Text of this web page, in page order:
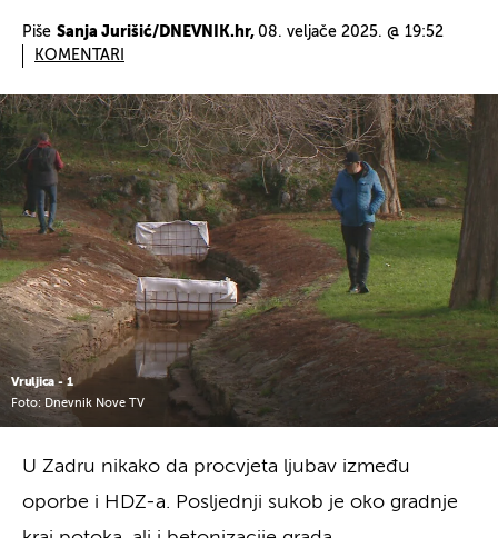
Piše Sanja Jurišić/DNEVNIK.hr, 08. veljače 2025. @ 19:52
KOMENTARI
Vruljica - 1
Foto: Dnevnik Nove TV
U Zadru nikako da procvjeta ljubav između
oporbe i HDZ-a. Posljednji sukob je oko gradnje